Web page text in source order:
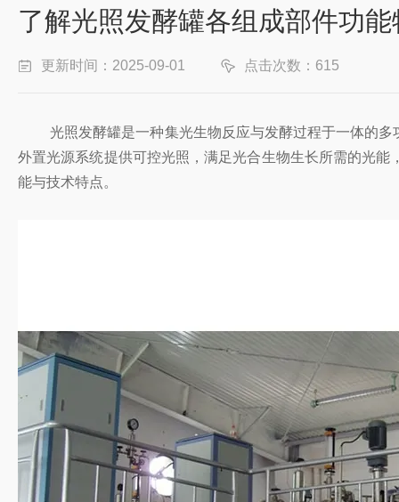
了解光照发酵罐各组成部件功
更新时间：2025-09-01 点击次数：615
光照发酵罐是一种集光生物反应与发酵过程于一体的多
外置光源系统提供可控光照，满足光合生物生长所需的光
能与技术特点。